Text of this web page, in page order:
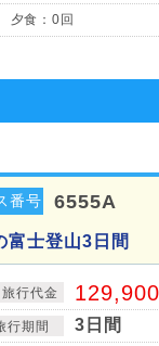
食：0回
番号 6555A
士登山3日間
旅行代金
行期間 3日間